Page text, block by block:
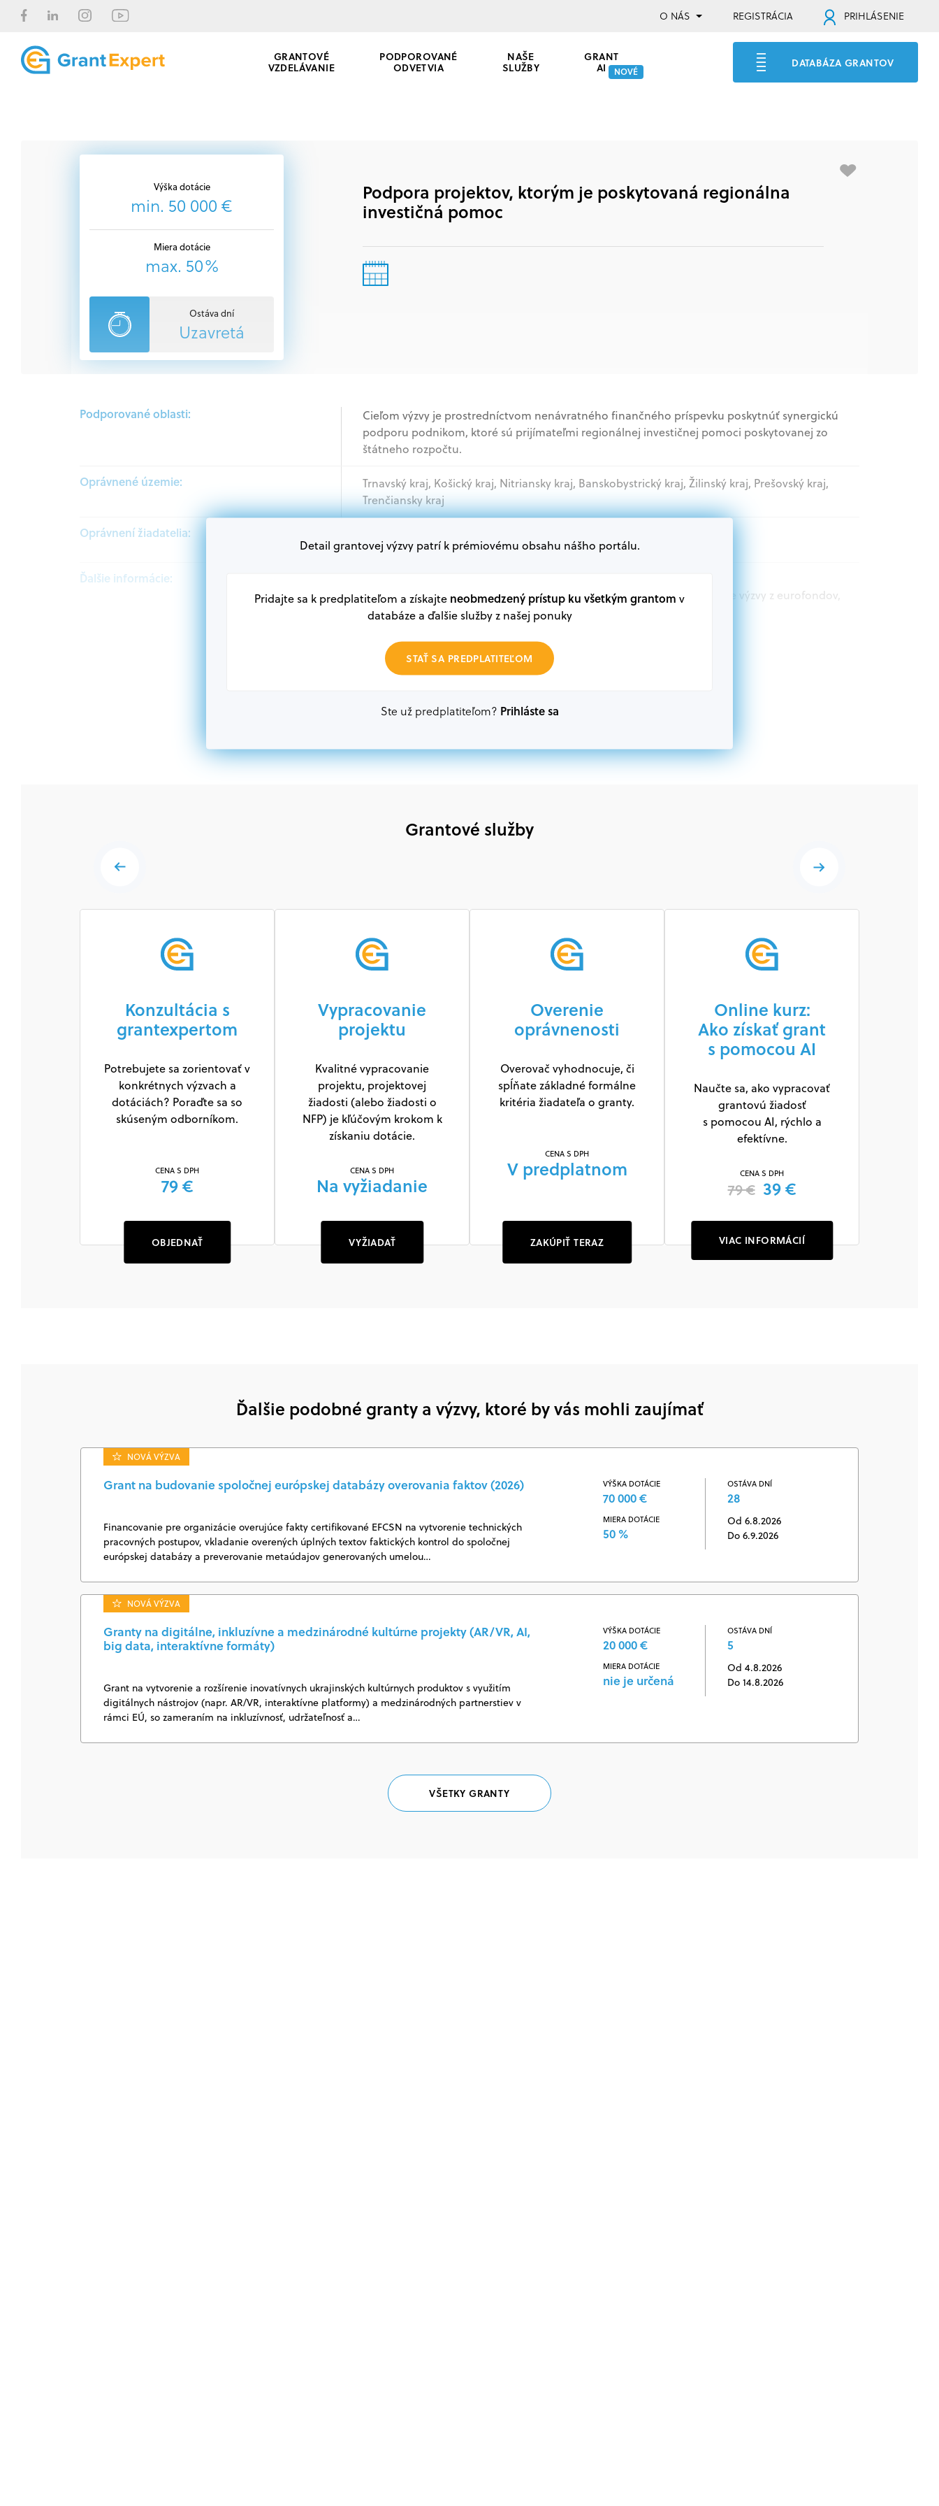
O NÁS REGISTRÁCIA PRIHLÁSENIE
GRANTOVÉ
VZDELÁVANIE
PODPOROVANÉ
ODVETVIA
NAŠE
SLUŽBY
GRANT
AI NOVÉ
DATABÁZA GRANTOV
Výška dotácie
min. 50 000 €
Miera dotácie
max. 50%
Ostáva dní
Uzavretá
Podpora projektov, ktorým je poskytovaná regionálna
investičná pomoc
Podporované oblasti:
Cieľom výzvy je prostredníctvom nenávratného finančného príspevku poskytnúť synergickú
podporu podnikom, ktoré sú prijímateľmi regionálnej investičnej pomoci poskytovanej zo
štátneho rozpočtu.
Oprávnené územie:
Trnavský kraj, Košický kraj, Nitriansky kraj, Banskobystrický kraj, Žilinský kraj, Prešovský kraj,
Trenčiansky kraj
Oprávnení žiadatelia:
Podnikatelia
Ďalšie informácie:
V databáze grantov a dotácií na portáli Grantexpert.sk nájdete aktuálne výzvy z eurofondov,
plánu obnovy a ďalších zdrojov.
Oprávnení partneri:
Akákoľvek právnická osoba, t. j. verejný alebo súkromný subjekt, komerčný alebo nekomerčný,
ako aj mimovládne organizácie zriadené ako právnická osoba v Nórsku alebo na Slovensku,
prispievajúca k implementácii projektu
Detail grantovej výzvy patrí k prémiovému obsahu nášho portálu.
Pridajte sa k predplatiteľom a získajte neobmedzený prístup ku všetkým grantom v
databáze a ďalšie služby z našej ponuky
STAŤ SA PREDPLATITEĽOM
Ste už predplatiteľom? Prihláste sa
Grantové služby
Konzultácia s
grantexpertom
Potrebujete sa zorientovať v
konkrétnych výzvach a
dotáciách? Poraďte sa so
skúseným odborníkom.
CENA S DPH
79 €
OBJEDNAŤ
Vypracovanie
projektu
Kvalitné vypracovanie
projektu, projektovej
žiadosti (alebo žiadosti o
NFP) je kľúčovým krokom k
získaniu dotácie.
CENA S DPH
Na vyžiadanie
VYŽIADAŤ
Overenie
oprávnenosti
Overovač vyhodnocuje, či
spĺňate základné formálne
kritéria žiadateľa o granty.
CENA S DPH
V predplatnom
ZAKÚPIŤ TERAZ
Online kurz:
Ako získať grant
s pomocou AI
Naučte sa, ako vypracovať
grantovú žiadosť
s pomocou AI, rýchlo a
efektívne.
CENA S DPH
79 € 39 €
VIAC INFORMÁCIÍ
Ďalšie podobné granty a výzvy, ktoré by vás mohli zaujímať
NOVÁ VÝZVA
Grant na budovanie spoločnej európskej databázy overovania faktov (2026)
Financovanie pre organizácie overujúce fakty certifikované EFCSN na vytvorenie technických
pracovných postupov, vkladanie overených úplných textov faktických kontrol do spoločnej
európskej databázy a preverovanie metaúdajov generovaných umelou…
VÝŠKA DOTÁCIE
70 000 €
MIERA DOTÁCIE
50 %
OSTÁVA DNÍ
28
Od 6.8.2026
Do 6.9.2026
NOVÁ VÝZVA
Granty na digitálne, inkluzívne a medzinárodné kultúrne projekty (AR/VR, AI,
big data, interaktívne formáty)
Grant na vytvorenie a rozšírenie inovatívnych ukrajinských kultúrnych produktov s využitím
digitálnych nástrojov (napr. AR/VR, interaktívne platformy) a medzinárodných partnerstiev v
rámci EÚ, so zameraním na inkluzívnosť, udržateľnosť a…
VÝŠKA DOTÁCIE
20 000 €
MIERA DOTÁCIE
nie je určená
OSTÁVA DNÍ
5
Od 4.8.2026
Do 14.8.2026
VŠETKY GRANTY